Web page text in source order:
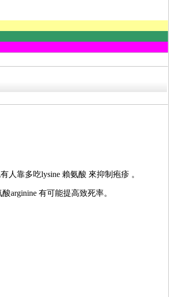
人靠多吃lysine 賴氨酸 來抑制疱疹 。
酸arginine 有可能提高致死率。